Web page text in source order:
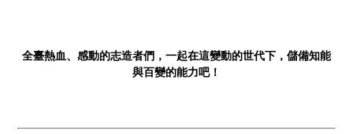
全臺熱血、感動的志造者們，一起在這變動的世代下，儲備知能
與百變的能力吧！